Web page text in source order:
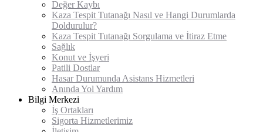
Değer Kaybı
Kaza Tespit Tutanağı Nasıl ve Hangi Durumlarda
Doldurulur?
Kaza Tespit Tutanağı Sorgulama ve İtiraz Etme
Sağlık
Konut ve İşyeri
Patili Dostlar
Hasar Durumunda Asistans Hizmetleri
Anında Yol Yardım
Bilgi Merkezi
İş Ortakları
Sigorta Hizmetlerimiz